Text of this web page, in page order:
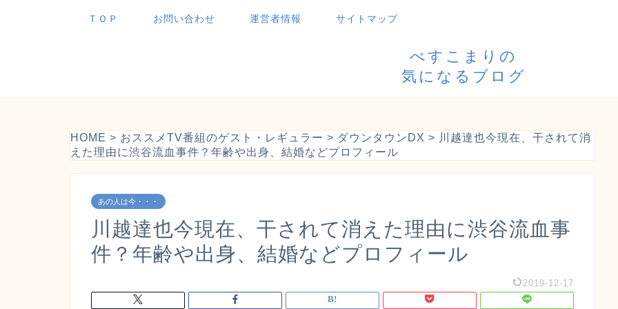
ＴＯＰ お問い合わせ 運営者情報 サイトマップ
べすこまりの
気になるブログ
HOME > おススメTV番組のゲスト・レギュラー > ダウンタウンDX > 川越達也今現在、干されて消
えた理由に渋谷流血事件？年齢や出身、結婚などプロフィール
あの人は今・・・
川越達也今現在、干されて消えた理由に渋谷流血事
件？年齢や出身、結婚などプロフィール
2019-12-17